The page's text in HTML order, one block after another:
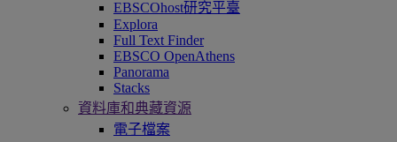
EBSCOhost研究平臺
Explora
Full Text Finder
EBSCO OpenAthens
Panorama
Stacks
資料庫和典藏資源
電子檔案